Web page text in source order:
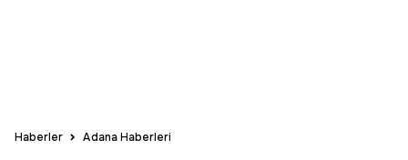
Haberler Adana Haberleri